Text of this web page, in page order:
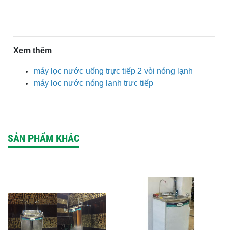
Xem thêm
máy lọc nước uống trực tiếp 2 vòi nóng lạnh
máy lọc nước nóng lạnh trực tiếp
SẢN PHẨM KHÁC